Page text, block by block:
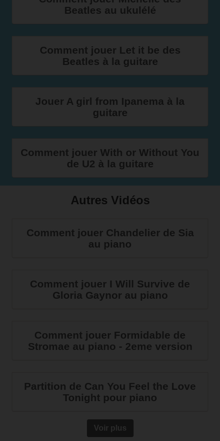
Beatles au ukulélé
Comment jouer Let it be des
Beatles à la guitare
Jouer A girl from Ipanema à la
guitare
Comment jouer With or Without You
de U2 à la guitare
Autres Vidéos
Comment jouer Chandelier de Sia
au piano
Comment jouer I Will Survive de
Gloria Gaynor au piano
Comment jouer Formidable de
Stromae au piano - 2eme version
Partition de Can You Feel the Love
Tonight pour piano
Voir plus